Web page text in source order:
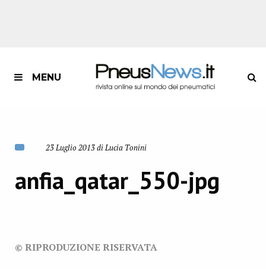
MENU
23 Luglio 2013 di Lucia Tonini
anfia_qatar_550-jpg
© RIPRODUZIONE RISERVATA